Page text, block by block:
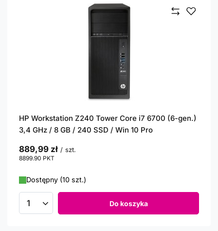
HP Workstation Z240 Tower Core i7 6700 (6-gen.)
3,4 GHz / 8 GB / 240 SSD / Win 10 Pro
889,99 zł / szt.
8899.90 PKT
Dostępny (10 szt.)
Ilość produktów Do koszyka